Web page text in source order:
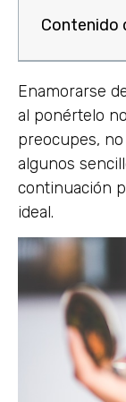
Contenido
Enamorarse
al ponértelo
preocupes,
algunos
continuación
ideal.